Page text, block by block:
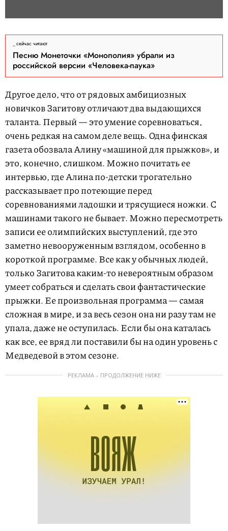
сейчас читают
Песню Монеточки «Монополия» убрали из
российской версии «Человека-паука»
Другое дело, что от рядовых амбициозных
новичков Загитову отличают два выдающихся
таланта. Первый — это умение соревноваться,
очень редкая на самом деле вещь. Одна финская
газета обозвала Алину «машиной для прыжков», и
это, конечно, слишком. Можно почитать ее
интервью, где Алина по-детски трогательно
рассказывает про потеющие перед
соревнованиями ладошки и трясущиеся ножки. С
машинами такого не бывает. Можно пересмотреть
записи ее олимпийских выступлений, где это
заметно невооруженным взглядом, особенно в
короткой программе. Все как у обычных людей,
только Загитова каким-то невероятным образом
умеет собраться и сделать свои фантастические
прыжки. Ее произвольная программа — самая
сложная в мире, и за весь сезон она ни разу там не
упала, даже не оступилась. Если бы она каталась
как все, ее вряд ли поставили бы на один уровень с
Медведевой в этом сезоне.
РЕКЛАМА – ПРОДОЛЖЕНИЕ НИЖЕ